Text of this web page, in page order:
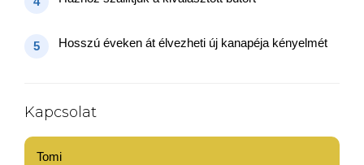
5 Hosszú éveken át élvezheti új kanapéja kényelmét
Kapcsolat
Tomi